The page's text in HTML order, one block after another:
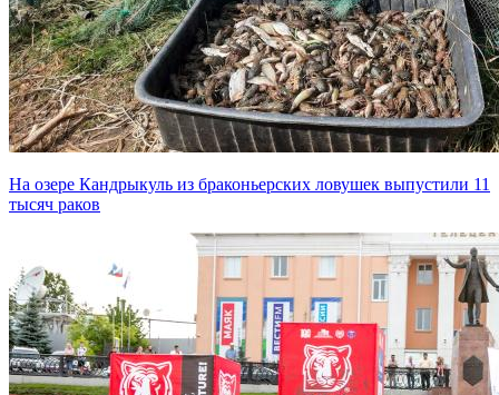
На озере Кандрыкуль из браконьерских ловушек выпустили 11
тысяч раков